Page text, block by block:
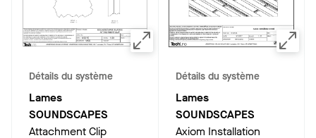
Détails du système
Lames
SOUNDSCAPES
Attachment Clip
Détails du système
Lames
SOUNDSCAPES
Axiom Installation